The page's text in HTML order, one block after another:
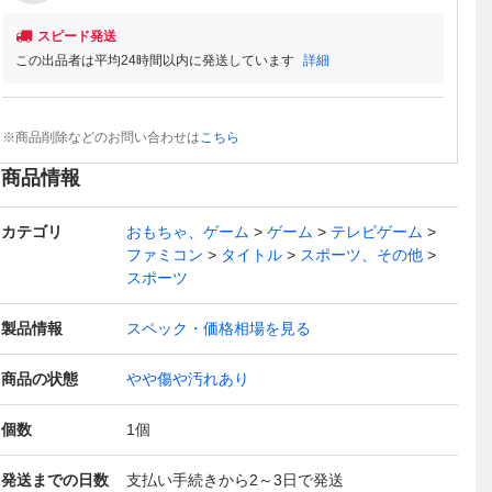
スピード発送
この出品者は平均24時間以内に発送しています 詳細
※商品削除などのお問い合わせはこちら
商品情報
カテゴリ おもちゃ、ゲーム ゲーム
テレビゲーム
ファミコン
タイトル
スポーツ、その他
スポーツ
製品情報 スペック・価格相場を見る
商品の状態 やや傷や汚れあり
個数 1個
発送までの日数 支払い手続きから2～3日で発送